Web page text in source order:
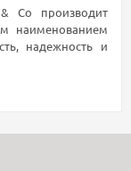
Co производит
наименованием
надежность и